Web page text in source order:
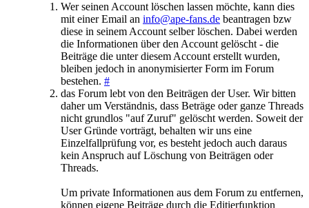
Wer seinen Account löschen lassen möchte, kann dies
mit einer Email an info@ape-fans.de beantragen bzw
diese in seinem Account selber löschen. Dabei werden
die Informationen über den Account gelöscht - die
Beiträge die unter diesem Account erstellt wurden,
bleiben jedoch in anonymisierter Form im Forum
bestehen. #
das Forum lebt von den Beiträgen der User. Wir bitten
daher um Verständnis, dass Beträge oder ganze Threads
nicht grundlos "auf Zuruf" gelöscht werden. Soweit der
User Gründe vorträgt, behalten wir uns eine
Einzelfallprüfung vor, es besteht jedoch auch daraus
kein Anspruch auf Löschung von Beiträgen oder
Threads.
Um private Informationen aus dem Forum zu entfernen,
können eigene Beiträge durch die Editierfunktion